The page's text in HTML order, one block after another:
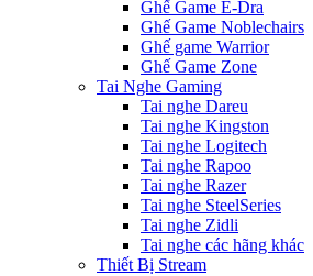
Ghế Game E-Dra
Ghế Game Noblechairs
Ghế game Warrior
Ghế Game Zone
Tai Nghe Gaming
Tai nghe Dareu
Tai nghe Kingston
Tai nghe Logitech
Tai nghe Rapoo
Tai nghe Razer
Tai nghe SteelSeries
Tai nghe Zidli
Tai nghe các hãng khác
Thiết Bị Stream